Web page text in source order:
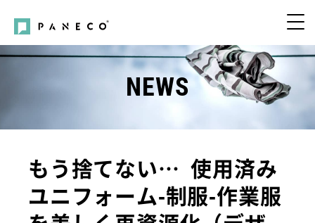
NEWS
もう捨てない… 使用済み
ユニフォーム-制服-作業服